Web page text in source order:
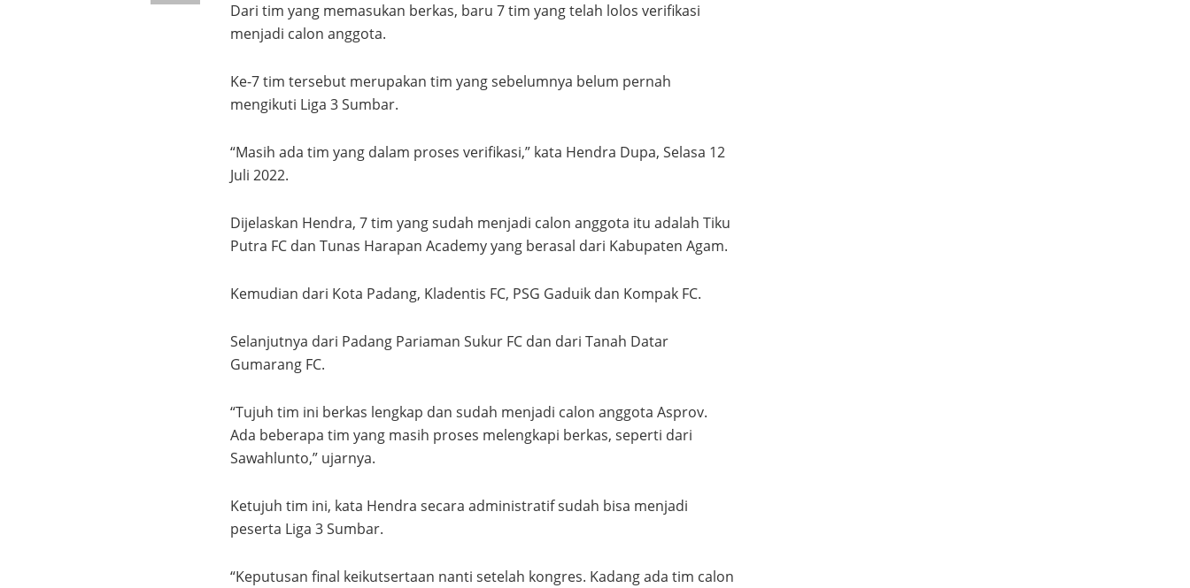
Dari tim yang memasukan berkas, baru 7 tim yang telah lolos verifikasi
menjadi calon anggota.
Ke-7 tim tersebut merupakan tim yang sebelumnya belum pernah
mengikuti Liga 3 Sumbar.
“Masih ada tim yang dalam proses verifikasi,” kata Hendra Dupa, Selasa 12
Juli 2022.
Dijelaskan Hendra, 7 tim yang sudah menjadi calon anggota itu adalah Tiku
Putra FC dan Tunas Harapan Academy yang berasal dari Kabupaten Agam.
Kemudian dari Kota Padang, Kladentis FC, PSG Gaduik dan Kompak FC.
Selanjutnya dari Padang Pariaman Sukur FC dan dari Tanah Datar
Gumarang FC.
“Tujuh tim ini berkas lengkap dan sudah menjadi calon anggota Asprov.
Ada beberapa tim yang masih proses melengkapi berkas, seperti dari
Sawahlunto,” ujarnya.
Ketujuh tim ini, kata Hendra secara administratif sudah bisa menjadi
peserta Liga 3 Sumbar.
“Keputusan final keikutsertaan nanti setelah kongres. Kadang ada tim calon